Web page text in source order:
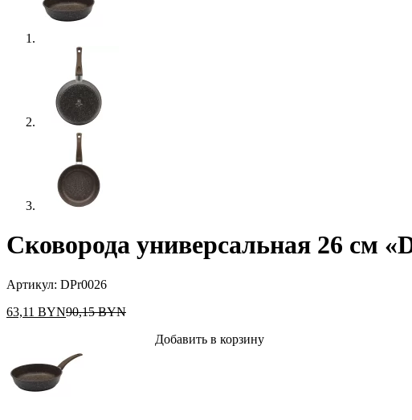
Сковорода универсальная 26 см
Артикул: DPr0026
63,11 BYN90,15BYN
Добавить в корзину